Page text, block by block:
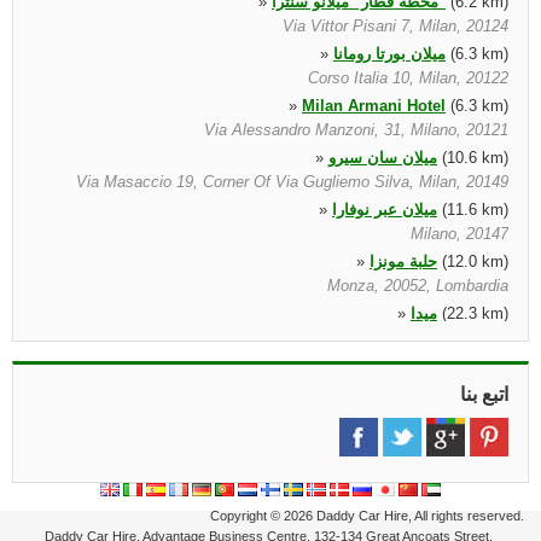
Via Vittor Pisani 7, Milan, 20124
» ميلان بورتا رومانا
(6.3 km)
Corso Italia 10, Milan, 20122
» Milan Armani Hotel (6.3 km)
Via Alessandro Manzoni, 31, Milano, 20121
» ميلان سان سيرو
(10.6 km)
Via Masaccio 19, Corner Of Via Gugliemo Silva, Milan, 20149
»
ميلان عبر نوفارا
(11.6 km)
Milano, 20147
»
حلبة مونزا
(12.0 km)
Monza, 20052, Lombardia
» ميدا
(22.3 km)
Via S Caterina Da Siena 2/a, Meda, 20821
»لودي
(24.2 km)
Angolo Viale Pavia, Angolo Viale Pavia, Lodi, 26900
اتبع بنا
Copyright © 2026 Daddy Car Hire, All rights reserved.
Daddy Car Hire, Advantage Business Centre, 132-134 Great Ancoats Street,